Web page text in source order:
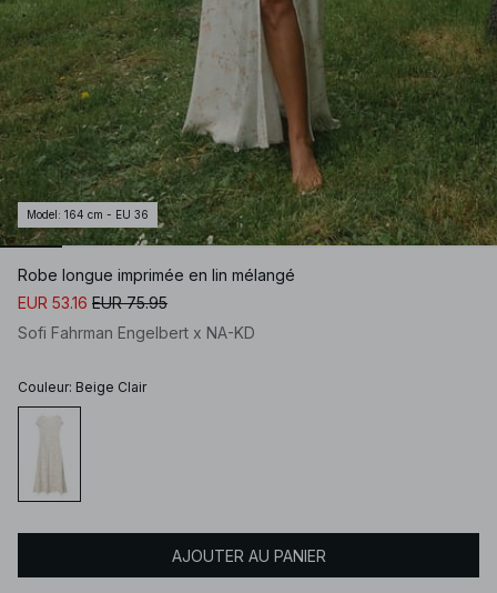
Model : 164 cm - EU 36
Robe longue imprimée en lin mélangé
EUR 53.16 EUR 75.95
Sofi Fahrman Engelbert x NA-KD
Couleur: Beige Clair
AJOUTER AU PANIER